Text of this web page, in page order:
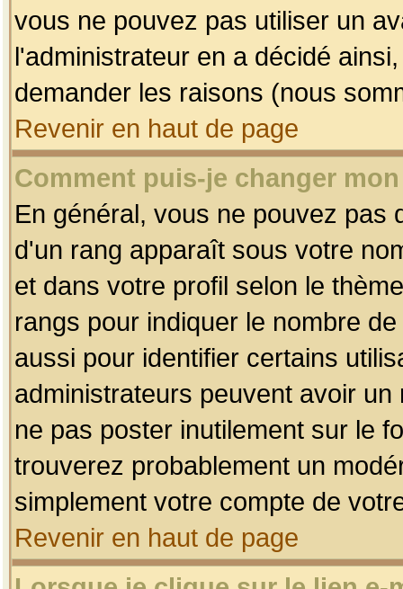
vous ne pouvez pas utiliser un
l'administrateur en a décidé
demander les raisons (nous
Revenir en haut de page
Comment puis-je changer
En général, vous ne pouvez pas
d'un rang apparaît sous votre
et dans votre profil selon le
rangs pour indiquer le nombre
aussi pour identifier certains
administrateurs peuvent avoir
ne pas poster inutilement sur le
trouverez probablement un
simplement votre compte de
Revenir en haut de page